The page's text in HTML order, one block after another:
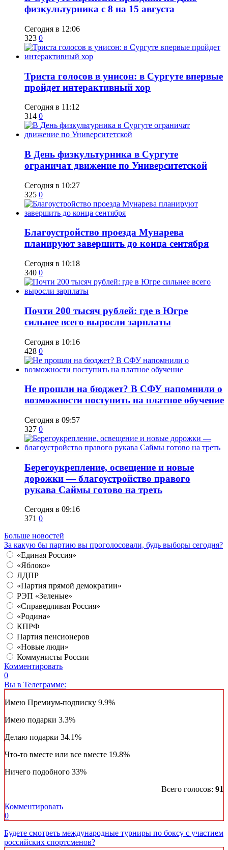
физкультурника с 8 на 15 августа
Сегодня в 12:06
323 0
​Триста голосов в унисон: в Сургуте впервые
пройдет интерактивный хор
Сегодня в 11:12
314 0
​В День физкультурника в Сургуте
ограничат движение по Университетской
Сегодня в 10:27
325 0
Благоустройство проезда Мунарева
планируют завершить до конца сентября
Сегодня в 10:18
340 0
​Почти 200 тысяч рублей: где в Югре
сильнее всего выросли зарплаты
Сегодня в 10:16
428 0
Не прошли на бюджет? В СФУ напомнили о
возможности поступить на платное обучение
Сегодня в 09:57
327 0
Берегоукрепление, освещение и новые
дорожки — благоустройство правого
рукава Саймы готово на треть
Сегодня в 09:16
371 0
Больше новостей
За какую бы партию вы проголосовали, будь выборы сегодня?
«Единая Россия»
«Яблоко»
ЛДПР
«Партия прямой демократии»
РЭП «Зеленые»
«Справедливая Россия»
«Родина»
КПРФ
Партия пенсионеров
«Новые люди»
Коммунисты России
Комментировать
0
Вы в Телеграмме:
Имею Премиум-подписку 9.9%
Имею подарки 3.3%
Делаю подарки 34.1%
Что-то вместе или все вместе 19.8%
Ничего подобного 33%
Всего голосов: 91
Комментировать
0
Будете смотреть международные турниры по боксу с участием
российских спортсменов?